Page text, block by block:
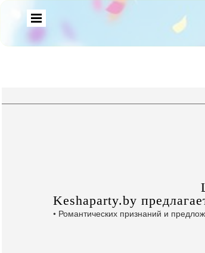
Keshaparty.by
• Романтических признаний и